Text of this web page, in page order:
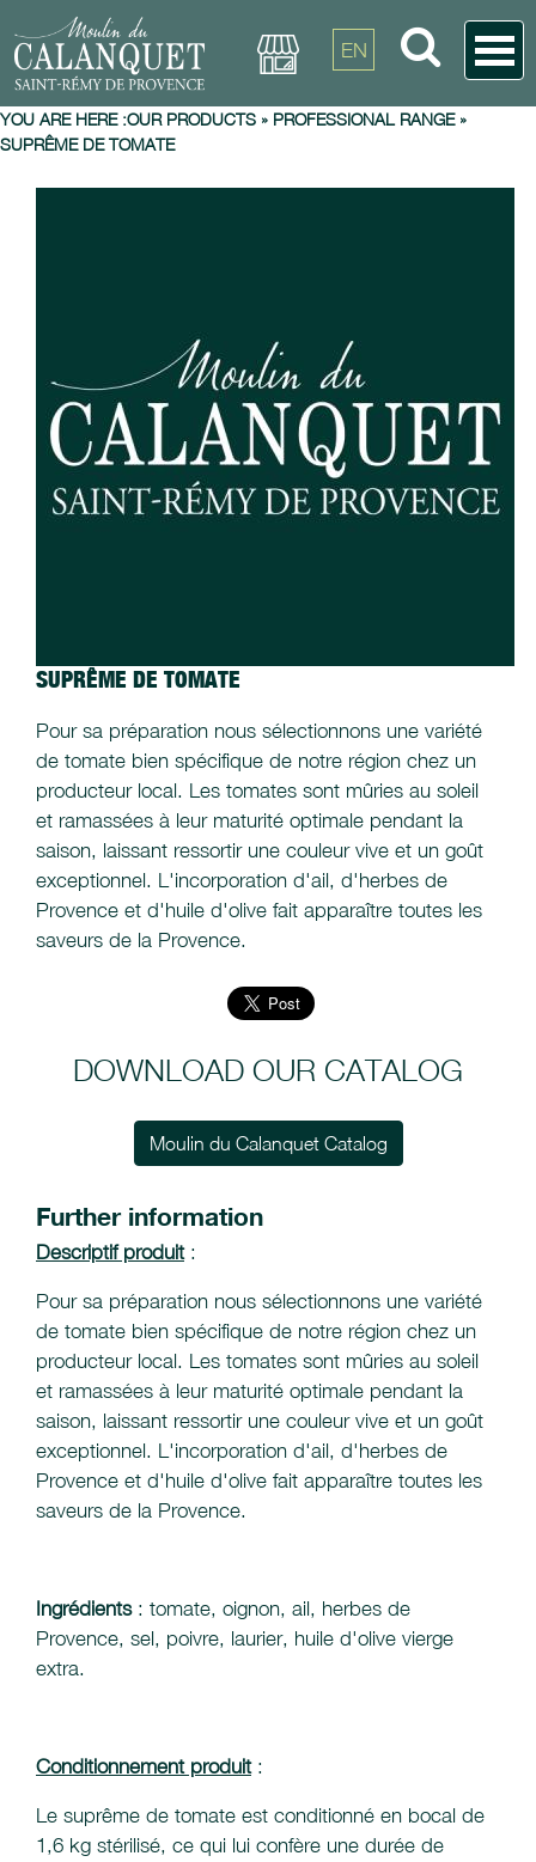
EN
YOU ARE HERE :OUR PRODUCTS » PROFESSIONAL RANGE»
SUPRÊME DE TOMATE
SUPRÊME DE TOMATE
Pour sa préparation nous sélectionnons une variété
de tomate bien spécifique de notre région chez un
producteur local. Les tomates sont mûries au soleil
et ramassées à leur maturité optimale pendant la
saison, laissant ressortir une couleur vive et un goût
exceptionnel. L'incorporation d'ail, d'herbes de
Provence et d'huile d'olive fait apparaître toutes les
saveurs de la Provence.
DOWNLOAD OUR CATALOG
Moulin du Calanquet Catalog
Further information
Descriptif produit:
Pour sa préparation nous sélectionnons une variété
de tomate bien spécifique de notre région chez un
producteur local. Les tomates sont mûries au soleil
et ramassées à leur maturité optimale pendant la
saison, laissant ressortir une couleur vive et un goût
exceptionnel. L'incorporation d'ail, d'herbes de
Provence et d'huile d'olive fait apparaître toutes les
saveurs de la Provence.
Ingrédients: tomate, oignon, ail, herbes de
Provence, sel, poivre, laurier, huile d'olive vierge
extra.
Conditionnement produit:
Le suprême de tomate est conditionné en bocal de
1,6 kg stérilisé, ce qui lui confère une durée de